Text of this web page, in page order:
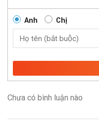
Anh Chị
Chưa có bình luận nào